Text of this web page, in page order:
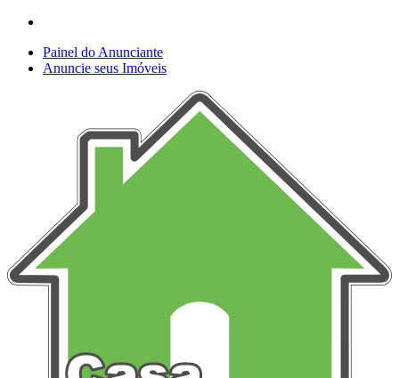
Painel do Anunciante
Anuncie seus Imóveis